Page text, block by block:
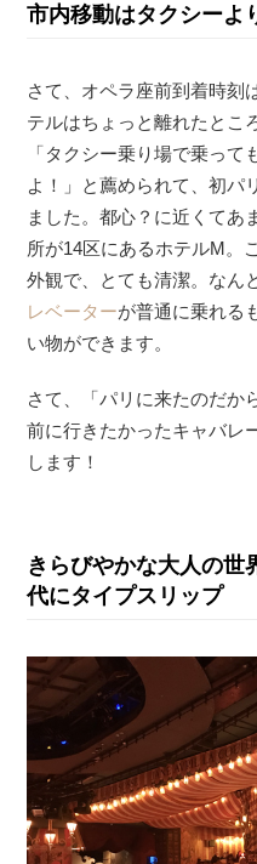
市内移動はタクシーよ
さて、オペラ座前到着時刻
テルはちょっと離れたとこ
「タクシー乗り場で乗っ
よ！」と薦められて、初パ
ました。都心？に近くて
所が14区にあるホテルM。
外観で、とても清潔。なん
レベーターが普通に乗れる
い物ができます。
さて、「パリに来たのだか
前に行きたかったキャバレ
します！
きらびやかな大人の世
代にタイプスリップ